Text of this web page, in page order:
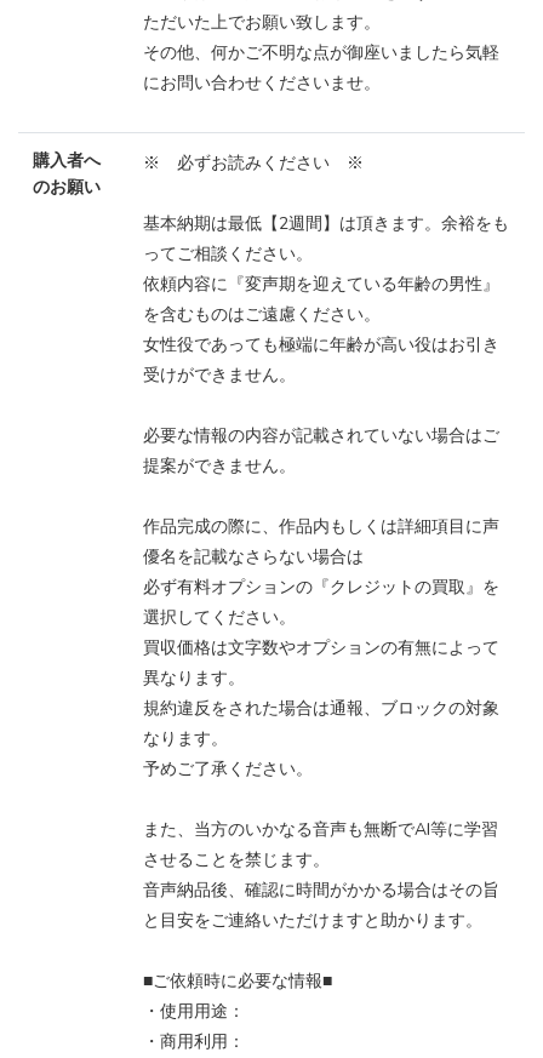
ただいた上でお願い致します。
その他、何かご不明な点が御座いましたら気軽
にお問い合わせくださいませ。
購入者へ
のお願い
※ 必ずお読みください ※
基本納期は最低【2週間】は頂きます。余裕をも
ってご相談ください。
依頼内容に『変声期を迎えている年齢の男性』
を含むものはご遠慮ください。
女性役であっても極端に年齢が高い役はお引き
受けができません。
必要な情報の内容が記載されていない場合はご
提案ができません。
作品完成の際に、作品内もしくは詳細項目に声
優名を記載なさらない場合は
必ず有料オプションの『クレジットの買取』を
選択してください。
買収価格は文字数やオプションの有無によって
異なります。
規約違反をされた場合は通報、ブロックの対象
なります。
予めご了承ください。
また、当方のいかなる音声も無断でAI等に学習
させることを禁じます。
音声納品後、確認に時間がかかる場合はその旨
と目安をご連絡いただけますと助かります。
■ご依頼時に必要な情報■
・使用用途：
・商用利用：